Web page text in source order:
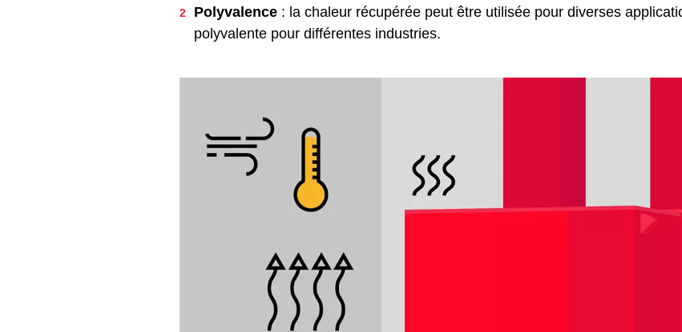
Polyvalence : la chaleur récupérée peut être utilisée pour diverses
polyvalente pour différentes industries.